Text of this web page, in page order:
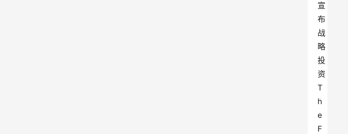
宣
布
战
略
投
资
T
h
e
F